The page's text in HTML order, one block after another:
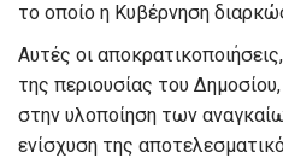
το οποίο η Κυβέρνηση
Αυτές οι
της περιουσίας του
στην υλοποίηση των
ενίσχυση της